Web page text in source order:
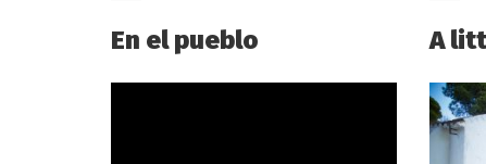
En el pueblo A